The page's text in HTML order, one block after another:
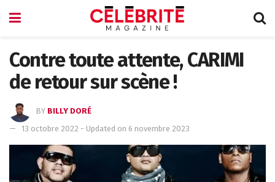
Contre toute attente, CARIMI
de retour sur scène !
BY BILLY DORÉ
13 octobre 2022 - Updated on 6 novembre 2023